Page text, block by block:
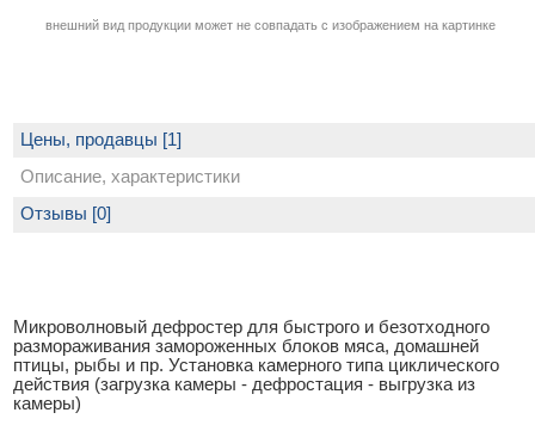
внешний вид продукции может не совпадать с изображением на картинке
Цены, продавцы [1]
Описание, характеристики
Микроволновый дефростер для быстрого и безотходного
размораживания замороженных блоков мяса, домашней
птицы, рыбы и пр. Установка камерного типа циклического
действия (загрузка камеры - дефростация - выгрузка из
камеры)
Отзывы [0]